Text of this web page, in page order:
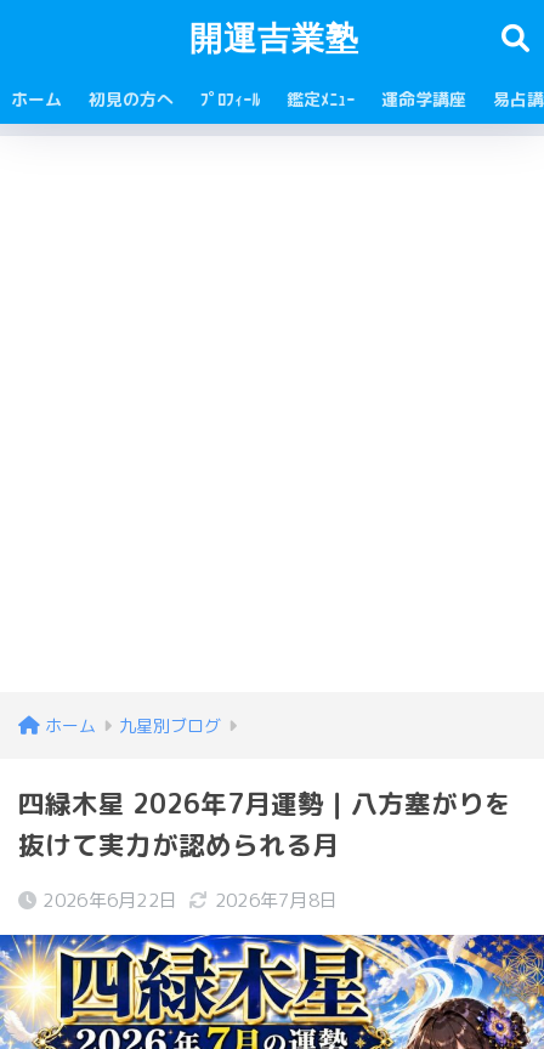
開運吉業塾
ホーム 初見の方へ ﾌﾟﾛﾌｨｰﾙ 鑑定ﾒﾆｭｰ 運命学講座 易占
ホーム 九星別ブログ
四緑木星 2026年7月運勢｜八方塞がりを
抜けて実力が認められる月
2026年6月22日 2026年7月8日